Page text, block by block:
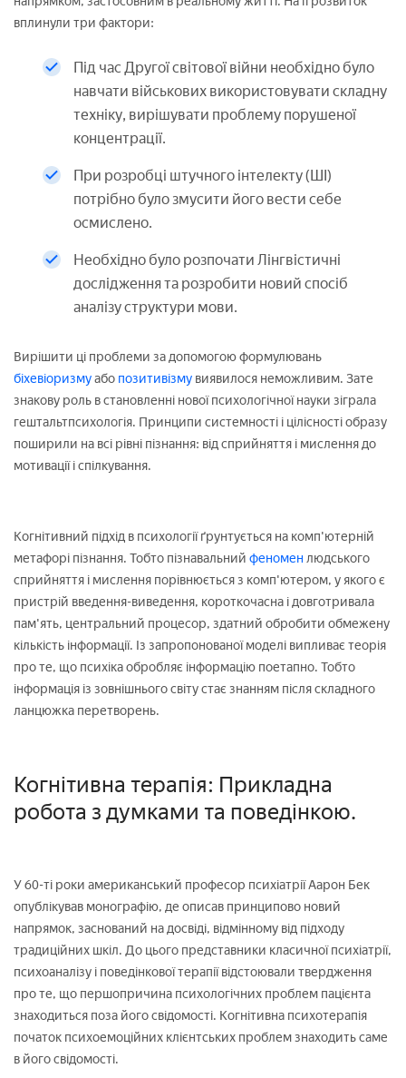
вплинули три фактори:
Під час Другої світової війни необхідно було
навчати військових використовувати складну
техніку, вирішувати проблему порушеної
концентрації.
При розробці штучного інтелекту (ШІ)
потрібно було змусити його вести себе
осмислено.
Необхідно було розпочати Лінгвістичні
дослідження та розробити новий спосіб
аналізу структури мови.
Вирішити ці проблеми за допомогою формулювань
біхевіоризмуабо позитивізму виявилося неможливим. Зате
знакову роль в становленні нової психологічної науки зіграла
гештальтпсихологія. Принципи системності і цілісності образу
поширили на всі рівні пізнання: від сприйняття і мислення до
мотивації і спілкування.
Когнітивний підхід в психології ґрунтується на комп'ютерній
метафорі пізнання. Тобто пізнавальний феномен людського
сприйняття і мислення порівнюється з комп'ютером, у якого є
пристрій введення-виведення, короткочасна і довготривала
пам'ять, центральний процесор, здатний обробити обмежену
кількість інформації. Із запропонованої моделі випливає теорія
про те, що психіка обробляє інформацію поетапно. Тобто
інформація із зовнішнього світу стає знанням після складного
ланцюжка перетворень.
Когнітивна терапія: Прикладна
робота з думками та поведінкою.
У 60-ті роки американський професор психіатрії Аарон Бек
опублікував монографію, де описав принципово новий
напрямок, заснований на досвіді, відмінному від підходу
традиційних шкіл. До цього представники класичної психіатрії,
психоаналізу і поведінкової терапії відстоювали твердження
про те, що першопричина психологічних проблем пацієнта
знаходиться поза його свідомості. Когнітивна психотерапія
початок психоемоційних клієнтських проблем знаходить саме
в його свідомості.